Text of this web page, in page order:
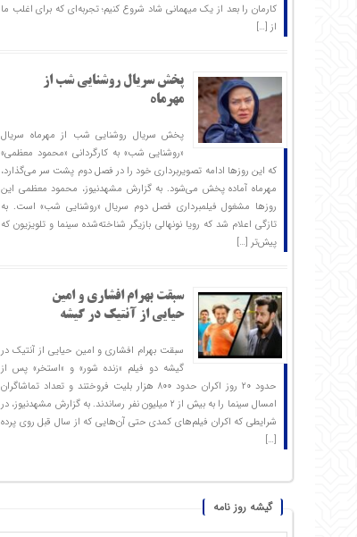
کارمان را بعد از یک میهمانی شاد شروع ‌کنیم؛ تجربه‌ای که برای اغلب ما
از […]
پخش سریال روشنایی شب از
مهرماه
پخش سریال روشنایی شب از مهرماه سریال
«روشنایی شب» به کارگردانی «محمود معظمی»
که این روزها ادامه تصویربرداری خود را در فصل دوم پشت سر می‌گذارد،
مهرماه آماده پخش می‌شود. به گزارش مشهدنیوز، محمود معظمی این
روزها مشغول فیلمبرداری فصل دوم سریال «روشنایی شب» است. به
تازگی اعلام شد که رویا نونهالی بازیگر شناخته‌شده سینما و تلویزیون که
پیش‌تر […]
سبقت بهرام افشاری و امین
حیایی از آنتیک در گیشه
سبقت بهرام افشاری و امین حیایی از آنتیک در
گیشه دو فیلم «زنده شور» و «استخر» پس از
حدود ۲۰ روز اکران حدود ۸۰۰ هزار بلیت فروختند و تعداد تماشاگران
امسال سینما را به بیش از ۲ میلیون نفر رساندند. به گزارش مشهدنیوز، در
شرایطی که اکران فیلم‌های کمدی حتی آن‌هایی که از سال قبل روی پرده
[…]
گیشه روز نامه